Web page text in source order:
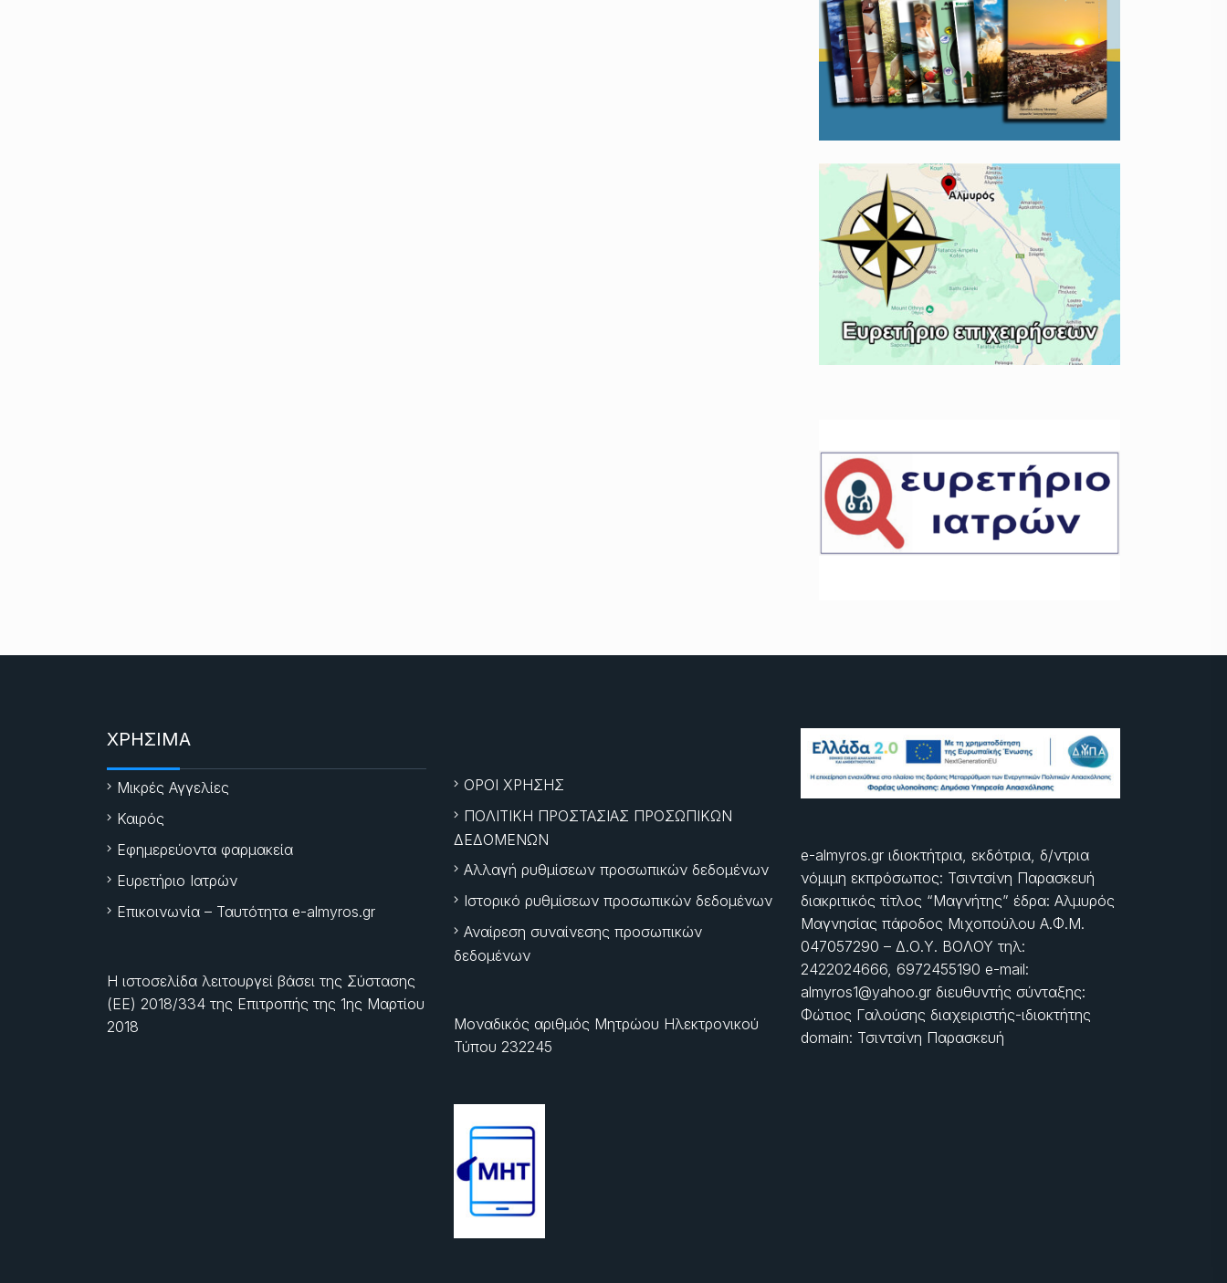
ΧΡΗΣΙΜΑ
Μικρές Αγγελίες
Καιρός
Εφημερεύοντα φαρμακεία
Ευρετήριο Ιατρών
Επικοινωνία – Ταυτότητα e-almyros.gr
Η ιστοσελίδα λειτουργεί βάσει της Σύστασης
(ΕΕ) 2018/334 της Επιτροπής της 1ης Μαρτίου
2018
ΟΡΟΙ ΧΡΗΣΗΣ
ΠΟΛΙΤΙΚΗ ΠΡΟΣΤΑΣΙΑΣ ΠΡΟΣΩΠΙΚΩΝ
ΔΕΔΟΜΕΝΩΝ
Αλλαγή ρυθμίσεων προσωπικών δεδομένων
Ιστορικό ρυθμίσεων προσωπικών δεδομένων
Αναίρεση συναίνεσης προσωπικών
δεδομένων
Μοναδικός αριθμός Μητρώου Ηλεκτρονικού
Τύπου 232245
e-almyros.gr ιδιοκτήτρια, εκδότρια, δ/ντρια
νόμιμη εκπρόσωπος: Τσιντσίνη Παρασκευή
διακριτικός τίτλος “Μαγνήτης” έδρα: Αλμυρός
Μαγνησίας πάροδος Μιχοπούλου Α.Φ.Μ.
047057290 – Δ.Ο.Υ. ΒΟΛΟΥ τηλ:
2422024666, 6972455190 e-mail:
almyros1@yahoo.gr διευθυντής σύνταξης:
Φώτιος Γαλούσης διαχειριστής-ιδιοκτήτης
domain: Τσιντσίνη Παρασκευή